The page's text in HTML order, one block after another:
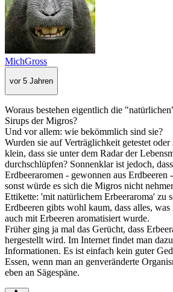
MichGross
vor 5 Jahren
Woraus bestehen eigentlich die
Sirups der Migros?
Und vor allem: wie bekömmlich sind sie?
Wurden sie auf Verträglichkeit getestet
klein, dass sie unter dem Radar der
durchschlüpfen? Sonnenklar ist jedoch,
Erdbeeraromen - gewonnen aus Erdbeeren
sonst würde es sich die Migros nicht
Ettikette: 'mit natürlichem Erbeeraroma' zu
Erdbeeren gibts wohl kaum, dass alles, was
auch mit Erbeeren aromatisiert wurde.
Früher ging ja mal das Gerücht, dass
hergestellt wird. Im Internet findet man
Informationen. Es ist einfach kein guter
Essen, wenn man an genveränderte
eben an Sägespäne.